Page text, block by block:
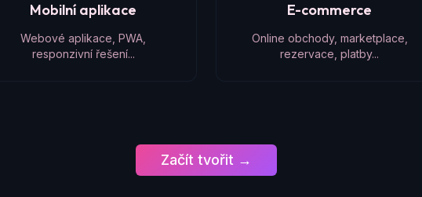
Mobilní aplikace
Webové aplikace, PWA,
responzivní řešení...
E-commerce
Online obchody, marketplace,
rezervace, platby...
Začít tvořit →